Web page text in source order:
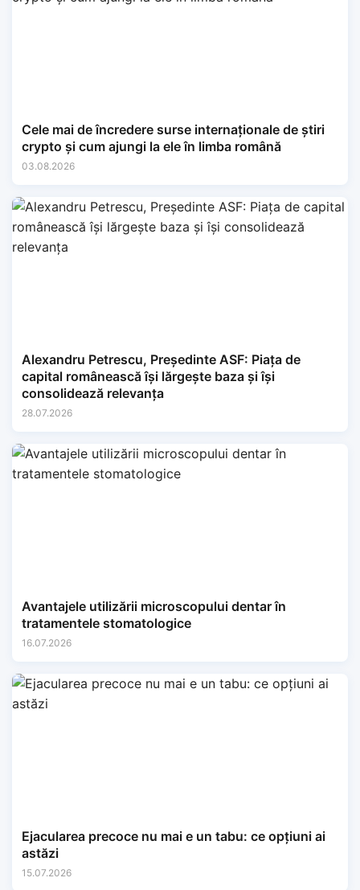
Cele mai de încredere surse internaționale de știri
crypto și cum ajungi la ele în limba română
03.08.2026
Alexandru Petrescu, Președinte ASF: Piața de
capital românească își lărgește baza și își
consolidează relevanța
28.07.2026
Avantajele utilizării microscopului dentar în
tratamentele stomatologice
16.07.2026
Ejacularea precoce nu mai e un tabu: ce opțiuni ai
astăzi
15.07.2026